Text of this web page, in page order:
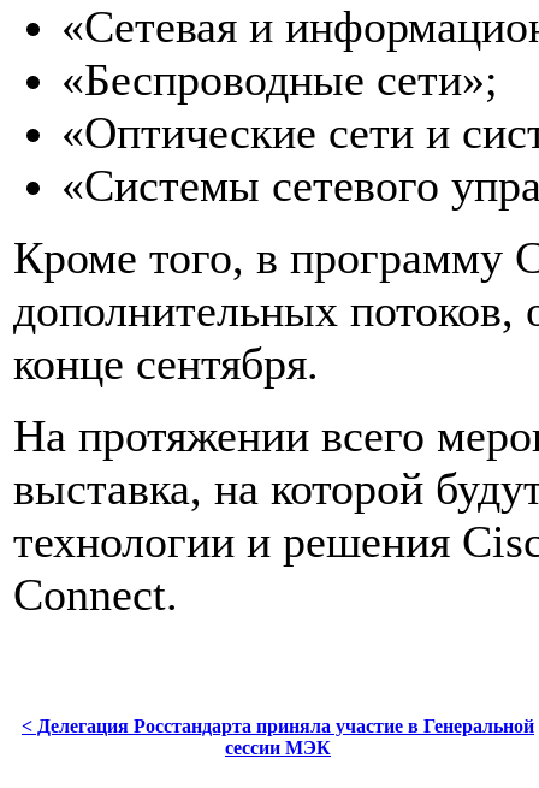
«Сетевая и
«Беспроводные сети»;
«Оптические сети и
«Системы сетевого
Кроме того, в программу
дополнительных потоков,
конце сентября.
На протяжении всего
выставка, на которой
технологии и решения
Connect.
< Делегация Росстандарта приняла участие в Генеральной
сессии МЭК